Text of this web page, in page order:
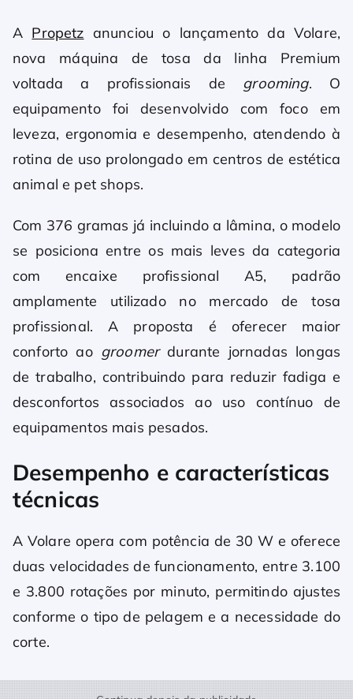
A Propetz anunciou o lançamento da Volare,
nova máquina de tosa da linha Premium
voltada a profissionais de grooming. O
equipamento foi desenvolvido com foco em
leveza, ergonomia e desempenho, atendendo à
rotina de uso prolongado em centros de estética
animal e pet shops.
Com 376 gramas já incluindo a lâmina, o modelo
se posiciona entre os mais leves da categoria
com encaixe profissional A5, padrão
amplamente utilizado no mercado de tosa
profissional. A proposta é oferecer maior
conforto ao groomerdurante jornadas longas
de trabalho, contribuindo para reduzir fadiga e
desconfortos associados ao uso contínuo de
equipamentos mais pesados.
Desempenho e características
técnicas
A Volare opera com potência de 30 W e oferece
duas velocidades de funcionamento, entre 3.100
e 3.800 rotações por minuto, permitindo ajustes
conforme o tipo de pelagem e a necessidade do
corte.